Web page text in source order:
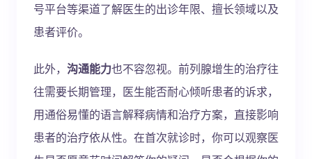
号平台等渠道了解医生的出诊年限、擅长领域以及
患者评价。
此外， 沟通能力也不容忽视。前列腺增生的治疗往
往需要长期管理，医生能否耐心倾听患者的诉求，
用通俗易懂的语言解释病情和治疗方案，直接影响
患者的治疗依从性。在首次就诊时，你可以观察医